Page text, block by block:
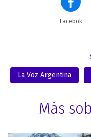
Facebok
La Voz Argentina
Más